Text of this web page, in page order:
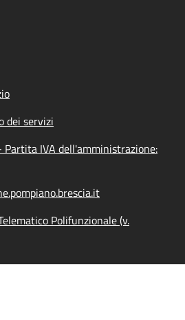
dei servizi
Partita IVA dell'amministrazione:
Polifunzionale (v.